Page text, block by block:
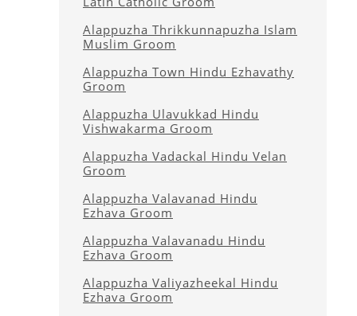
Alappuzha Thrikkunnapuzha Islam
Muslim Groom
Alappuzha Town Hindu Ezhavathy
Groom
Alappuzha Ulavukkad Hindu
Vishwakarma Groom
Alappuzha Vadackal Hindu Velan
Groom
Alappuzha Valavanad Hindu
Ezhava Groom
Alappuzha Valavanadu Hindu
Ezhava Groom
Alappuzha Valiyazheekal Hindu
Ezhava Groom